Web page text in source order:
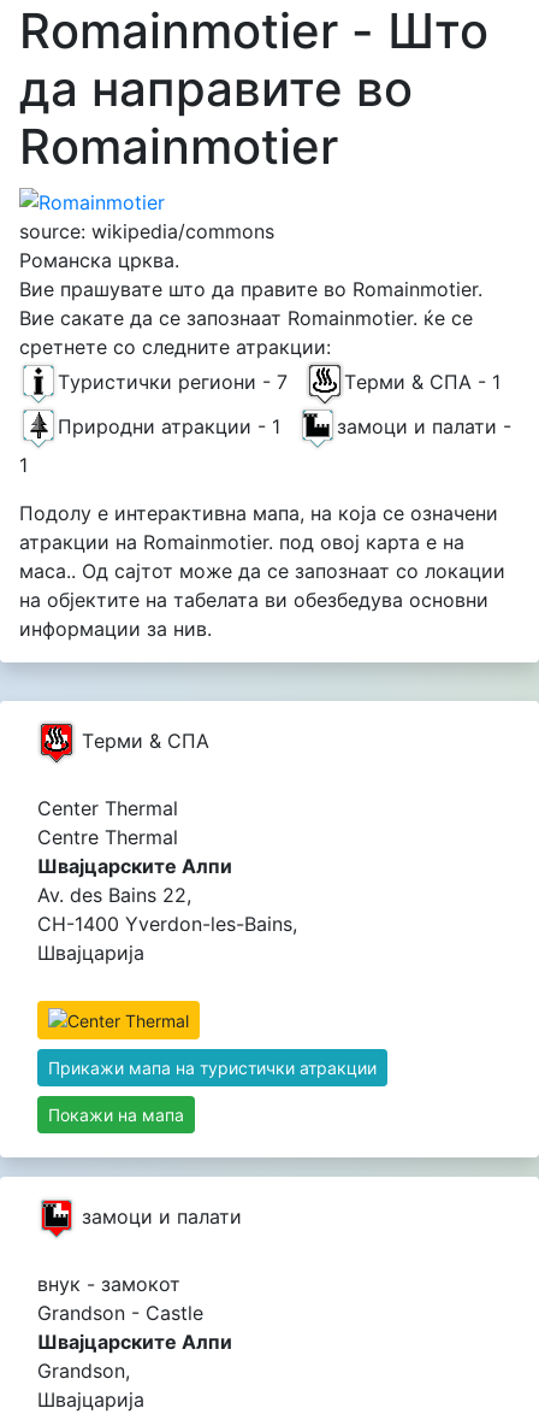
Romainmotier - Што
да направите во
Romainmotier
source: wikipedia/commons
Романска црква.
Вие прашувате што да правите во Romainmotier.
Вие сакате да се запознаат Romainmotier. ќе се
сретнете со следните атракции:
Tуристички региони - 7
Tерми & СПА - 1
Природни атракции - 1
замоци и палати -
1
Подолу е интерактивна мапа, на која се означени
атракции на Romainmotier. под овој карта е на
маса.. Од сајтот може да се запознаат со локации
на објектите на табелата ви обезбедува основни
информации за нив.
Tерми & СПА
Center Thermal
Centre Thermal
Швајцарските Алпи
Av. des Bains 22,
CH-1400 Yverdon-les-Bains,
Швајцарија
Прикажи мапа на туристички атракции
Покажи на мапа
замоци и палати
внук - замокот
Grandson - Castle
Швајцарските Алпи
Grandson,
Швајцарија